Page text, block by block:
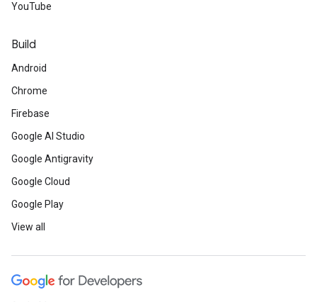
YouTube
Build
Android
Chrome
Firebase
Google AI Studio
Google Antigravity
Google Cloud
Google Play
View all